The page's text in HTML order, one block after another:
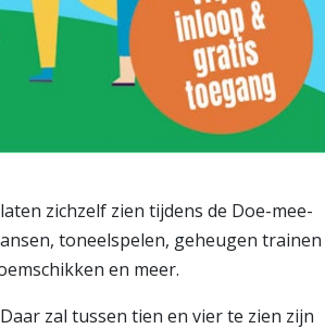
zichzelf zien tijdens de Doe-mee-
toneelspelen, geheugen trainen
en meer.
zal tussen tien en vier te zien zijn